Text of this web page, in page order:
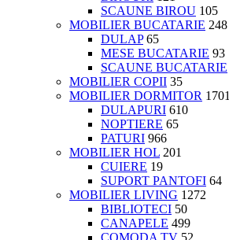
SCAUNE BIROU 105
MOBILIER BUCATARIE 248
DULAP 65
MESE BUCATARIE 93
SCAUNE BUCATARIE
MOBILIER COPII 35
MOBILIER DORMITOR 1701
DULAPURI 610
NOPTIERE 65
PATURI 966
MOBILIER HOL 201
CUIERE 19
SUPORT PANTOFI 64
MOBILIER LIVING 1272
BIBLIOTECI 50
CANAPELE 499
COMODA TV 52